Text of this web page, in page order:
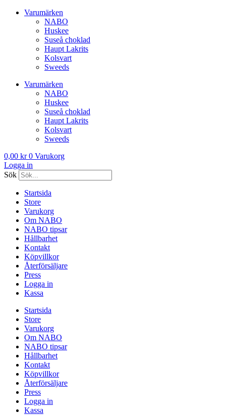
Varumärken
NABO
Huskee
Suseå choklad
Haupt Lakrits
Kolsvart
Sweeds
Varumärken
NABO
Huskee
Suseå choklad
Haupt Lakrits
Kolsvart
Sweeds
0,00 kr 0 Varukorg
Logga in
Sök
Startsida
Store
Varukorg
Om NABO
NABO tipsar
Hållbarhet
Kontakt
Köpvillkor
Återförsäljare
Press
Logga in
Kassa
Startsida
Store
Varukorg
Om NABO
NABO tipsar
Hållbarhet
Kontakt
Köpvillkor
Återförsäljare
Press
Logga in
Kassa